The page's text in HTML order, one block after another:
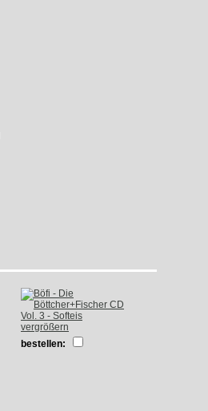
vergrößern
bestellen: